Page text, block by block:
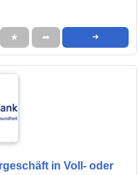
★ ➦ ➜
in Voll- oder